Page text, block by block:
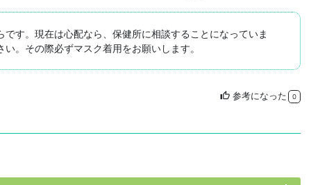
す。現在は心配なら、保健所に相談することになっていま
。その際必ずマスク着用をお願いします。
thumb_up 参考になった 0